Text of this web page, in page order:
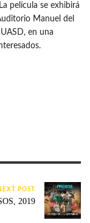
película se exhibirá
Manuel del
en una
POST
2019